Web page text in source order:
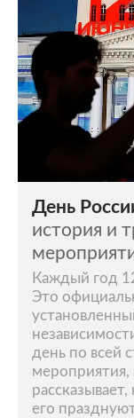
День
история и
Каждый год
Это
день по всей
мероприятия,
его